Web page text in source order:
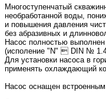
Многоступенчатый
необработанной воды,
и повышения давления
без абразивных и
Насос полностью
(исполение "N"  DIN №
Для установки насоса в
применять охлаждающий
Насос оснащен